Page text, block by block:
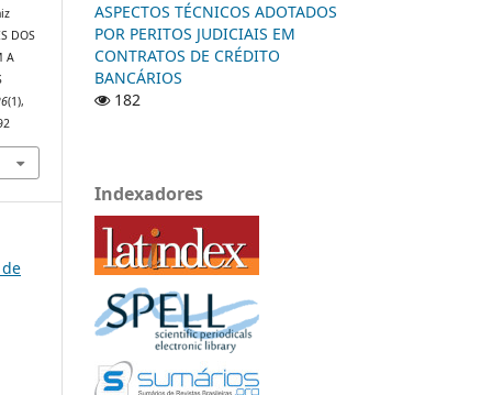
DOS
A
(1),
ASPECTOS TÉCNICOS ADOTADOS
POR PERITOS JUDICIAIS EM
CONTRATOS DE CRÉDITO
BANCÁRIOS
182
Indexadores